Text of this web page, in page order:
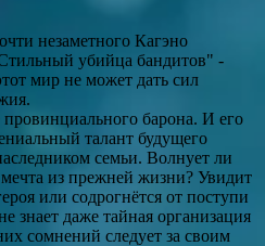
незаметного Кагэно
убийца бандитов" -
мир не может дать сил
барона. И его
талант будущего
семьи. Волнует ли
из прежней жизни? Увидит
или содрогнётся от поступи
знает даже тайная организация
сомнений следует за своим